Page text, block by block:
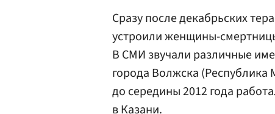
Сразу после декабрьских
устроили женщины-
В СМИ звучали различные
города Волжска (Республика
до середины 2012 года
в Казани.